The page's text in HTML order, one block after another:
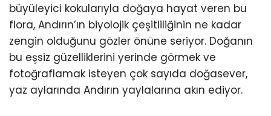
büyüleyici kokularıyla doğaya hayat veren bu
flora, Andırın’ın biyolojik çeşitliliğinin ne kadar
zengin olduğunu gözler önüne seriyor. Doğanın
bu eşsiz güzelliklerini yerinde görmek ve
fotoğraflamak isteyen çok sayıda doğasever,
yaz aylarında Andırın yaylalarına akın ediyor.